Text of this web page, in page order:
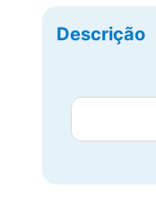
Descrição